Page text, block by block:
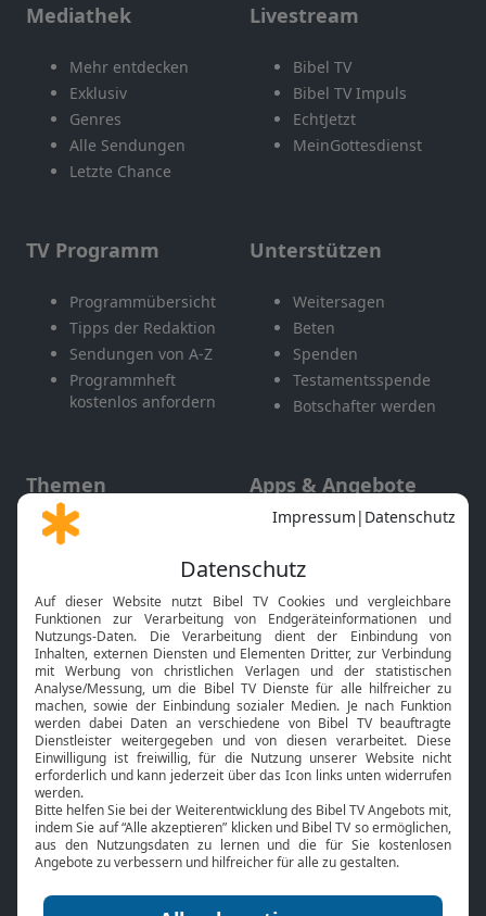
Mediathek
Mehr entdecken
Exklusiv
Genres
Alle Sendungen
Letzte Chance
Livestream
Bibel TV
Bibel TV Impuls
EchtJetzt
MeinGottesdienst
TV Programm
Programmübersicht
Tipps der Redaktion
Sendungen von A-Z
Programmheft
kostenlos anfordern
Unterstützen
Weitersagen
Beten
Spenden
Testamentsspende
Botschafter werden
Themen
Gott und Bibel erklärt
Neuigkeiten
Apps & Angebote
Mobile App
Smart TV
HbbTV
Bibelthek Online-Bibel
Nächster Gottesdienst
Bibel TV
Über uns
Jobs
Mediadaten
Service
Kontakt
TV-Empfang